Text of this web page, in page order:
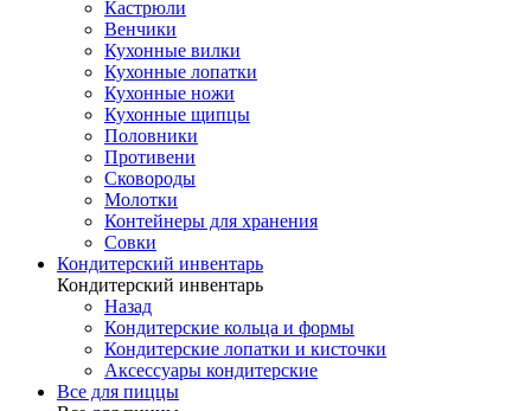
Кастрюли
Венчики
Кухонные вилки
Кухонные лопатки
Кухонные ножи
Кухонные щипцы
Половники
Противени
Сковороды
Молотки
Контейнеры для хранения
Совки
Кондитерский инвентарь
Кондитерский инвентарь
Назад
Кондитерские кольца и формы
Кондитерские лопатки и кисточки
Аксессуары кондитерские
Все для пиццы